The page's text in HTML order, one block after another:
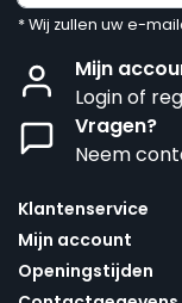
* Wij zullen uw e-
Mijn
Login of
Vragen?
Neem
Klantenservice
Mijn account
Openingstijden